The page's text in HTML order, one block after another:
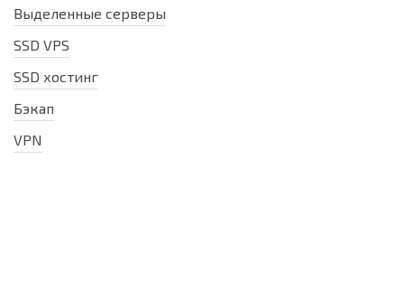
Выделенные серверы
SSD VPS
SSD хостинг
Бэкап
VPN